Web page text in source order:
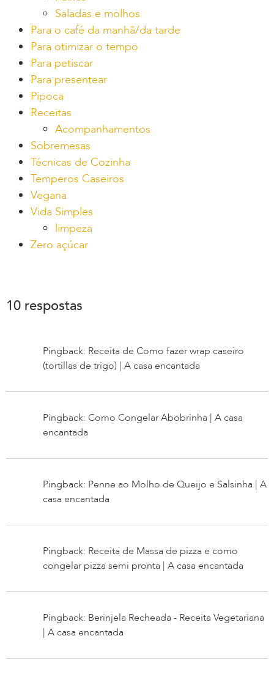
Saladas e molhos
Para o café da manhã/da tarde
Para otimizar o tempo
Para petiscar
Para presentear
Pipoca
Receitas
Acompanhamentos
Sobremesas
Técnicas de Cozinha
Temperos Caseiros
Vegana
Vida Simples
limpeza
Zero açúcar
10 respostas
Pingback: Receita de Como fazer wrap caseiro
(tortillas de trigo) | A casa encantada
Pingback: Como Congelar Abobrinha | A casa
encantada
Pingback: Penne ao Molho de Queijo e Salsinha | A
casa encantada
Pingback: Receita de Massa de pizza e como
congelar pizza semi pronta | A casa encantada
Pingback: Berinjela Recheada - Receita Vegetariana
| A casa encantada